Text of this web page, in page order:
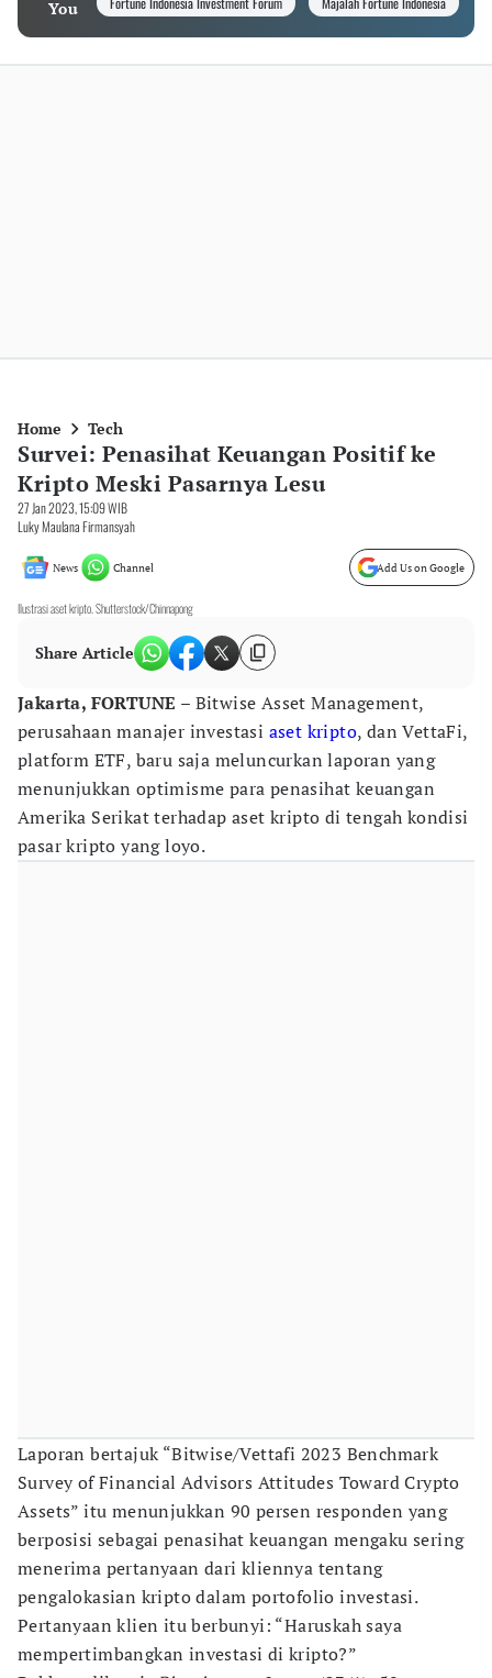
You
Home Tech
Survei: Penasihat Keuangan Positif ke
Kripto Meski Pasarnya Lesu
27 Jan 2023, 15:09 WIB
Luky Maulana Firmansyah
News Channel Add Us on Google
Ilustrasi aset kripto. Shutterstock/Chinnapong
Share Article
Jakarta, FORTUNE – Bitwise Asset Management,
perusahaan manajer investasi aset kripto, dan VettaFi,
platform ETF, baru saja meluncurkan laporan yang
menunjukkan optimisme para penasihat keuangan
Amerika Serikat terhadap aset kripto di tengah kondisi
pasar kripto yang loyo.
Laporan bertajuk “Bitwise/Vettafi 2023 Benchmark
Survey of Financial Advisors Attitudes Toward Crypto
Assets” itu menunjukkan 90 persen responden yang
berposisi sebagai penasihat keuangan mengaku sering
menerima pertanyaan dari kliennya tentang
pengalokasian kripto dalam portofolio investasi.
Pertanyaan klien itu berbunyi: “Haruskah saya
mempertimbangkan investasi di kripto?”